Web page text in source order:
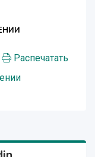
Распечатать